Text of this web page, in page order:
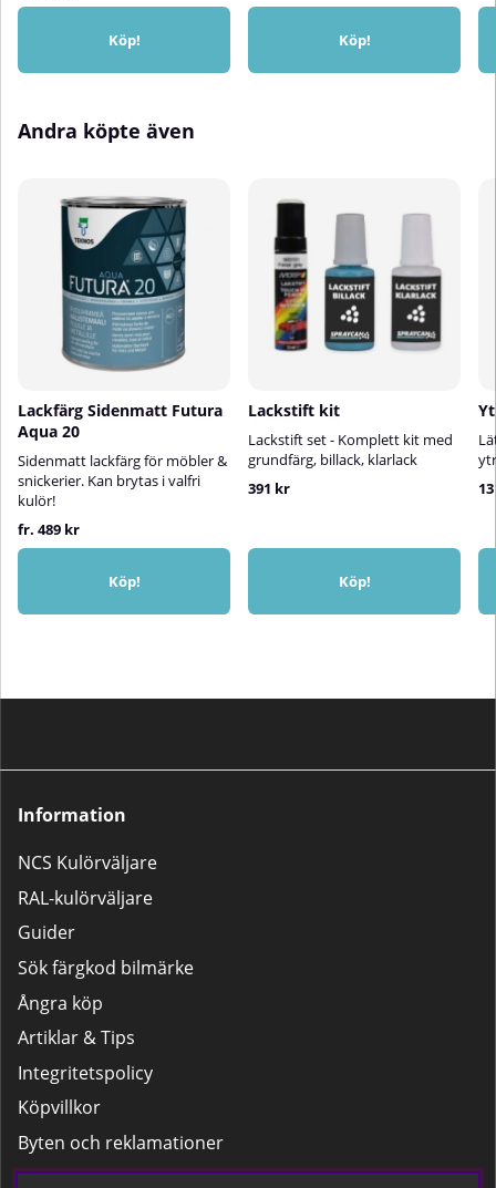
Köp! Köp!
Andra köpte även
Lackfärg Sidenmatt Futura
Aqua 20
Sidenmatt lackfärg för möbler &
snickerier. Kan brytas i valfri
kulör!
fr. 489 kr
Köp!
Lackstift kit
Lackstift set - Komplett kit med
grundfärg, billack, klarlack
391 kr
Köp!
Information
NCS Kulörväljare
RAL-kulörväljare
Guider
Sök färgkod bilmärke
Ångra köp
Artiklar & Tips
Integritetspolicy
Köpvillkor
Byten och reklamationer
Leverans